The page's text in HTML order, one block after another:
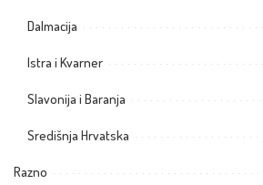
Dalmacija
Istra i Kvarner
Slavonija i Baranja
Središnja Hrvatska
Razno